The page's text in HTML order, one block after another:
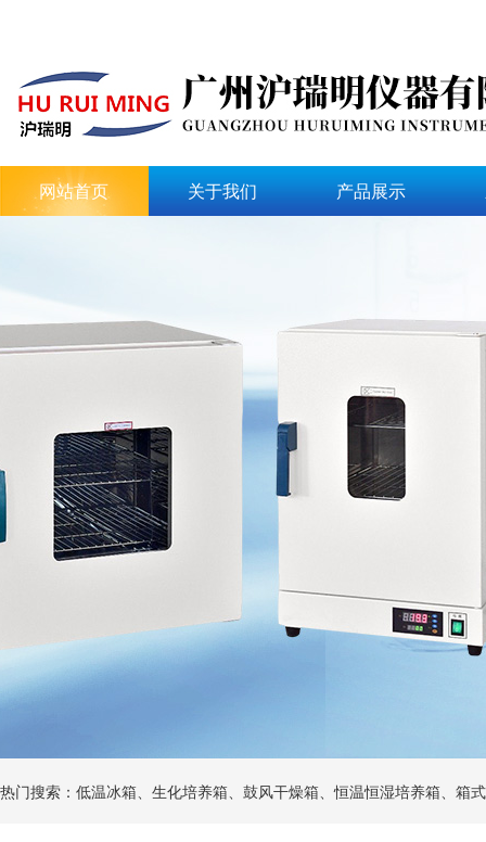
网站首页 关于我们 产品展示
热门搜索：低温冰箱、生化培养箱、鼓风干燥箱、恒温恒湿培养箱、箱